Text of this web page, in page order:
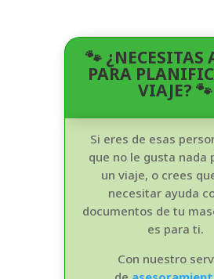
🐾 ¿NECESITAS
PARA
VIAJE? 🐾
Si eres de esas
que no le gusta nada
un viaje, o crees
necesitar ayuda
documentos de tu
es para ti.
Con nuestro